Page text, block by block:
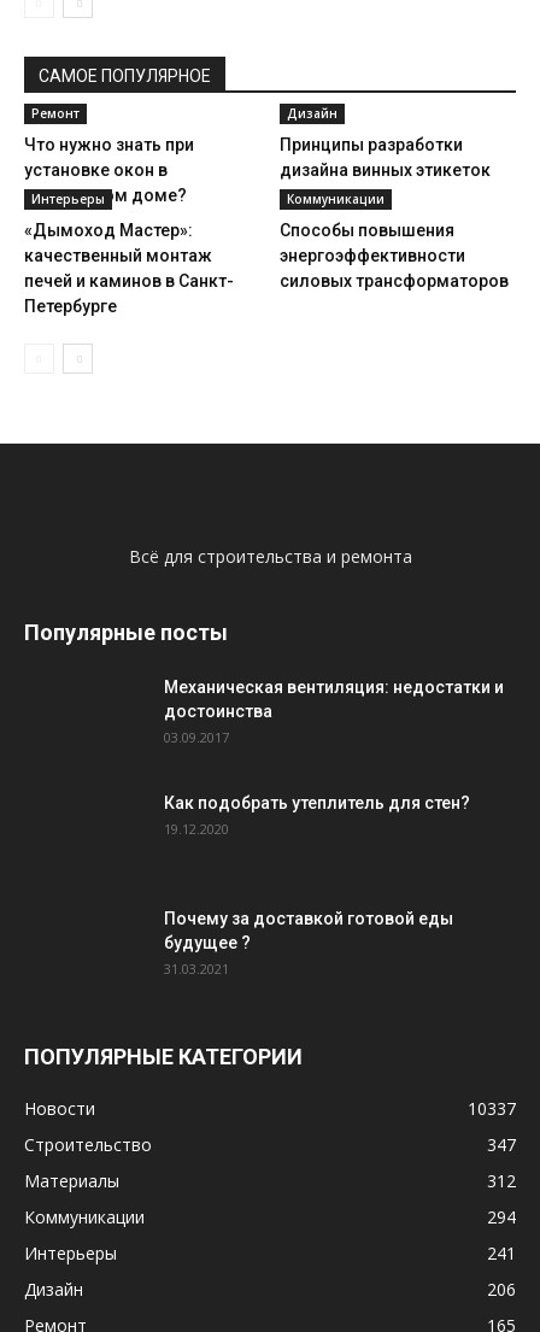
САМОЕ ПОПУЛЯРНОЕ
Ремонт
Что нужно знать при
установке окон в
деревянном доме?
Дизайн
Принципы разработки
дизайна винных этикеток
Интерьеры
«Дымоход Мастер»:
качественный монтаж
печей и каминов в Санкт-
Петербурге
Коммуникации
Способы повышения
энергоэффективности
силовых трансформаторов
Всё для строительства и ремонта
Популярные посты
Механическая вентиляция: недостатки и
достоинства
03.09.2017
Как подобрать утеплитель для стен?
19.12.2020
Почему за доставкой готовой еды
будущее ?
31.03.2021
ПОПУЛЯРНЫЕ КАТЕГОРИИ
Новости
10337
Строительство
347
Материалы
312
Коммуникации
294
Интерьеры
241
Дизайн
206
Ремонт
165